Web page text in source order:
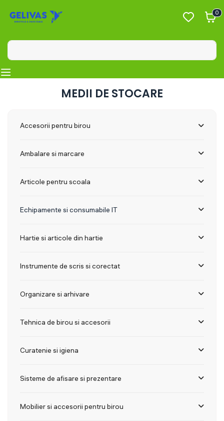
0
MEDII DE STOCARE
Accesorii pentru birou
Ambalare si marcare
Articole pentru scoala
Echipamente si consumabile IT
Hartie si articole din hartie
Instrumente de scris si corectat
Organizare si arhivare
Tehnica de birou si accesorii
Curatenie si igiena
Sisteme de afisare si prezentare
Mobilier si accesorii pentru birou